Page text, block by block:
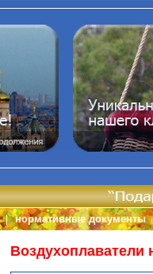
|нормативные документы
Воздухоплаватели